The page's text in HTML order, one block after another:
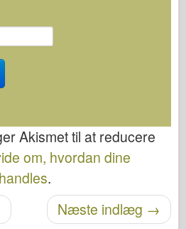
Akismet til at reducere
om, hvordan dine
.
Næste indlæg →